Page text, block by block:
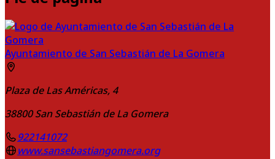
Ayuntamiento de San Sebastián de La Gomera
Plaza de Las Américas, 4
38800 San Sebastián de La Gomera
922141072
www.sansebastiangomera.org